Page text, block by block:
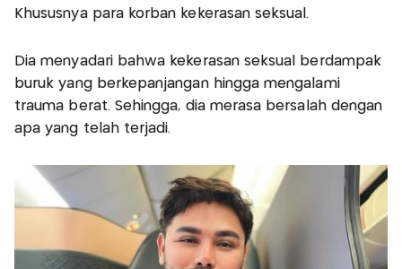
Khususnya para korban kekerasan seksual.
Dia menyadari bahwa kekerasan seksual berdampak
buruk yang berkepanjangan hingga mengalami
trauma berat. Sehingga, dia merasa bersalah dengan
apa yang telah terjadi.